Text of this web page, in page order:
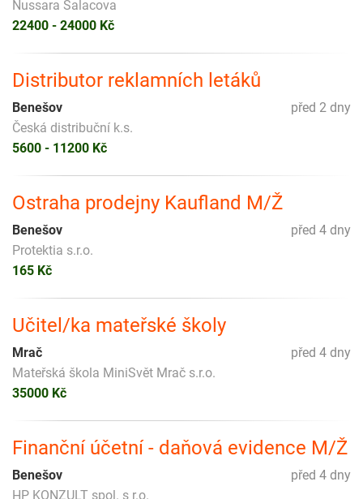
Nussara Salacova
22400 - 24000 Kč
Distributor reklamních letáků
před 2 dny
Benešov
Česká distribuční k.s.
5600 - 11200 Kč
Ostraha prodejny Kaufland M/Ž
před 4 dny
Benešov
Protektia s.r.o.
165 Kč
Učitel/ka mateřské školy
před 4 dny
Mrač
Mateřská škola MiniSvět Mrač s.r.o.
35000 Kč
Finanční účetní - daňová evidence M/Ž
před 4 dny
Benešov
HP KONZULT spol. s r.o.